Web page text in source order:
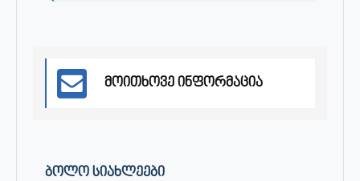
მოითხოვე ინფორმაცია
ᲑᲝᲚᲝ ᲡᲘᲐᲮᲚᲔᲔᲑᲘ